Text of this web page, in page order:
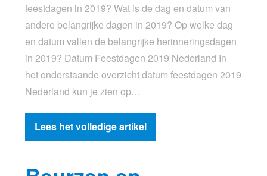
feestdagen in 2019? Wat is de dag en datum van
andere belangrijke dagen in 2019? Op welke dag
en datum vallen de belangrijke herinneringsdagen
in 2019? Datum Feestdagen 2019 Nederland In
het onderstaande overzicht datum feestdagen 2019
Nederland kun je zien op…
Lees het volledige artikel